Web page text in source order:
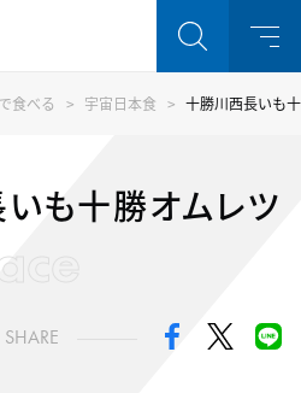
食べる 宇宙日本食 十勝川西長いも
も十勝オムレツ
SHARE